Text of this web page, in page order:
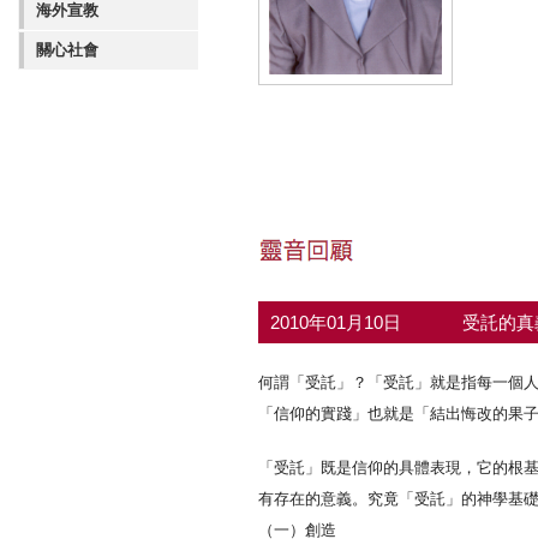
海外宣教
關心社會
2010年01月10日 受託的
何謂「受託」？「受託」就是指每一個
「信仰的實踐」也就是「結出悔改的果
「受託」既是信仰的具體表現，它的
有存在的意義。究竟「受託」的神學基
（一）創造